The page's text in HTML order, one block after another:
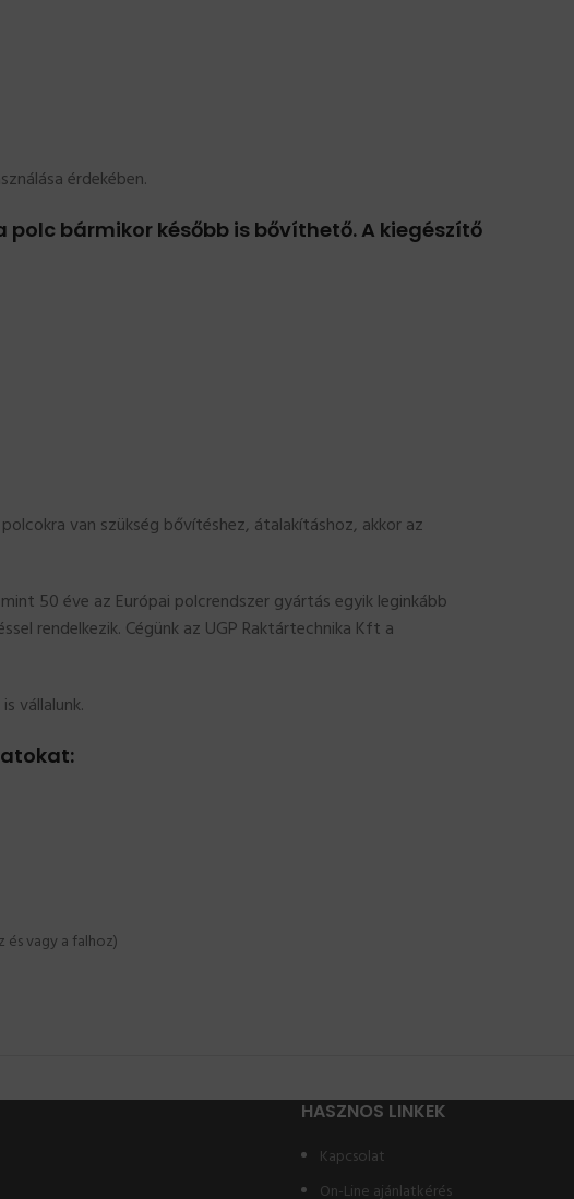
érdekében.
polc bármikor később is bővíthető. A kiegészítő
van szükség bővítéshez, átalakításhoz, akkor az
50 éve az Európai polcrendszer gyártás egyik leginkább
rendelkezik. Cégünk az UGP Raktártechnika Kft a
vállalunk.
vagy a falhoz)
HASZNOS LINKEK
Kapcsolat
On-Line ajánlatkérés